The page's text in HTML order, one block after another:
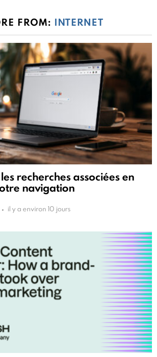
FROM: INTERNET
recherches associées en
navigation
il y a environ 10 jours